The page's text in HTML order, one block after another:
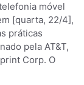
móvel
[quarta, 22/4],
práticas
pela AT&T,
Corp. O